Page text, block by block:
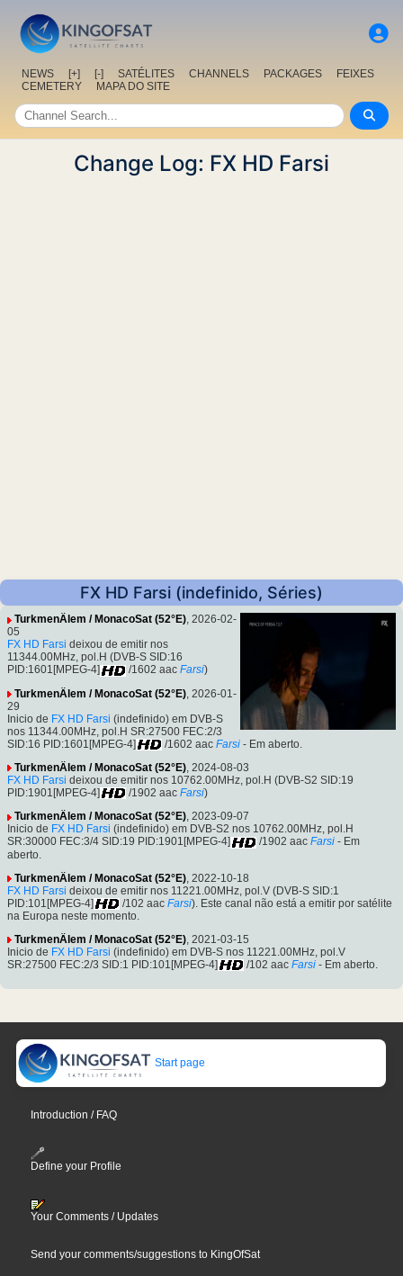
NEWS [+] [-] SATÉLITES CHANNELS PACKAGES
FEIXES
CEMETERY
MAPA DO SITE
Change Log: FX HD Farsi
FX HD Farsi (indefinido, Séries)
TurkmenÄlem / MonacoSat (52°E), 2026-02-
05
FX HD Farsi deixou de emitir nos
11344.00MHz, pol.H (DVB-S SID:16
PID:1601[MPEG-4]
/1602 aac Farsi)
TurkmenÄlem / MonacoSat (52°E) , 2026-01-
29
Inicio de FX HD Farsi (indefinido) em DVB-S
nos 11344.00MHz, pol.H SR:27500 FEC:2/3
SID:16 PID:1601[MPEG-4]
/1602 aac Farsi - Em aberto.
TurkmenÄlem / MonacoSat (52°E), 2024-08-03
FX HD Farsi deixou de emitir nos 10762.00MHz, pol.H (DVB-S2 SID:19
PID:1901[MPEG-4]
/1902 aac Farsi)
TurkmenÄlem / MonacoSat (52°E), 2023-09-07
Inicio de FX HD Farsi (indefinido) em DVB-S2 nos 10762.00MHz, pol.H
SR:30000 FEC:3/4 SID:19 PID:1901[MPEG-4]
/1902 aac Farsi - Em
aberto.
TurkmenÄlem / MonacoSat (52°E) , 2022-10-18
FX HD Farsi deixou de emitir nos 11221.00MHz, pol.V (DVB-S SID:1
PID:101[MPEG-4]
/102 aac Farsi). Este canal não está a emitir por satélite
na Europa neste momento.
TurkmenÄlem / MonacoSat (52°E), 2021-03-15
Inicio de FX HD Farsi (indefinido) em DVB-S nos 11221.00MHz, pol.V
SR:27500 FEC:2/3 SID:1 PID:101[MPEG-4]
/102 aac Farsi - Em aberto.
Start page
Introduction / FAQ
Define your Profile
Your Comments / Updates
Send your comments/suggestions to KingOfSat